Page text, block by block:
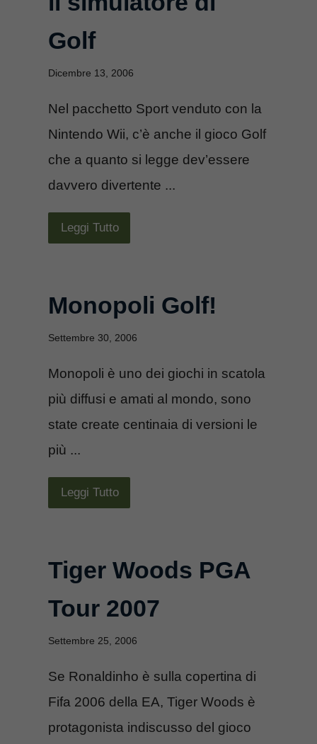
Golf
Dicembre 13, 2006
Nel pacchetto Sport venduto con la
Nintendo Wii, c’è anche il gioco Golf
che a quanto si legge dev’essere
davvero divertente ...
Leggi Tutto
Monopoli Golf!
Settembre 30, 2006
Monopoli è uno dei giochi in scatola
più diffusi e amati al mondo, sono
state create centinaia di versioni le
più ...
Leggi Tutto
Tiger Woods PGA
Tour 2007
Settembre 25, 2006
Se Ronaldinho è sulla copertina di
Fifa 2006 della EA, Tiger Woods è
protagonista indiscusso del gioco